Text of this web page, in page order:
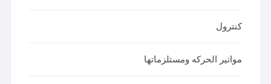
كنترول
مواتير الحركه ومستلزماتها